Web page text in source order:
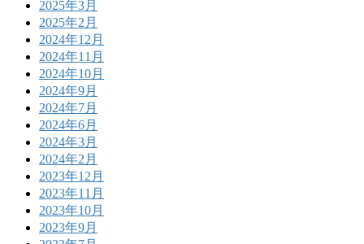
2025年3月
2025年2月
2024年12月
2024年11月
2024年10月
2024年9月
2024年7月
2024年6月
2024年3月
2024年2月
2023年12月
2023年11月
2023年10月
2023年9月